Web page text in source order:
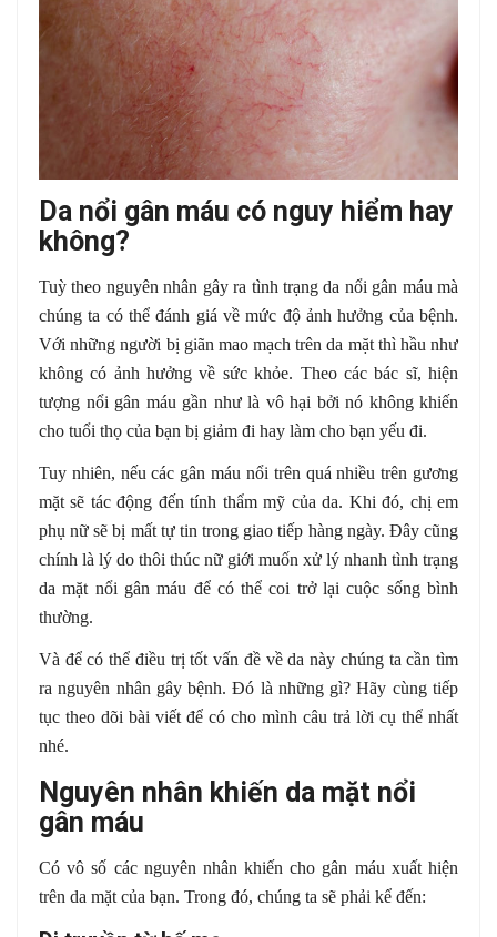
Da nổi gân máu có nguy hiểm hay
không?
Tuỳ theo nguyên nhân gây ra tình trạng da nổi gân máu mà
chúng ta có thể đánh giá về mức độ ảnh hưởng của bệnh.
Với những người bị giãn mao mạch trên da mặt thì hầu như
không có ảnh hưởng về sức khỏe. Theo các bác sĩ, hiện
tượng nổi gân máu gần như là vô hại bởi nó không khiến
cho tuổi thọ của bạn bị giảm đi hay làm cho bạn yếu đi.
Tuy nhiên, nếu các gân máu nổi trên quá nhiều trên gương
mặt sẽ tác động đến tính thẩm mỹ của da. Khi đó, chị em
phụ nữ sẽ bị mất tự tin trong giao tiếp hàng ngày. Đây cũng
chính là lý do thôi thúc nữ giới muốn xử lý nhanh tình trạng
da mặt nổi gân máu để có thể coi trở lại cuộc sống bình
thường.
Và để có thể điều trị tốt vấn đề về da này chúng ta cần tìm
ra nguyên nhân gây bệnh. Đó là những gì? Hãy cùng tiếp
tục theo dõi bài viết để có cho mình câu trả lời cụ thể nhất
nhé.
Nguyên nhân khiến da mặt nổi
gân máu
Có vô số các nguyên nhân khiến cho gân máu xuất hiện
trên da mặt của bạn. Trong đó, chúng ta sẽ phải kể đến: